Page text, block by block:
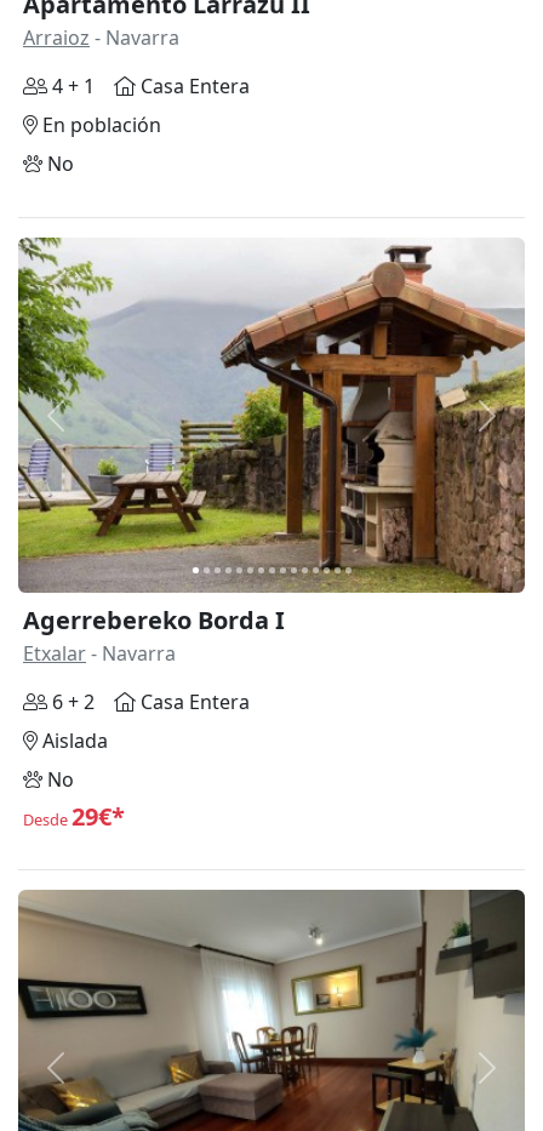
Arraioz - Navarra
4 + 1
Casa Entera
En población
No
Anterior
Agerrebereko Borda I
Etxalar- Navarra
6 + 2
Casa Entera
Aislada
No
Desde29€*
Anterior